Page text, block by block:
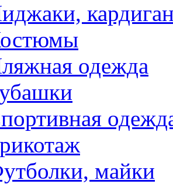
одежда
майки